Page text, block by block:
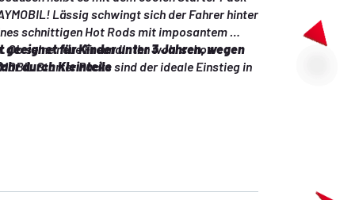
Lässig schwingt sich der Fahrer hinter
schnittigen Hot Rods mit imposantem
Ob seine neue Freundin ihn wohl schon
Starter Packs sind der ideale Einstieg in
anderen Themenwelten kombiniert werden. Im
sind zwei PLAYMOBIL-Figuren, ein Auto
ist Platz für eine Figur. Der zweiteilige
abgenommen werden.
geeignet für Kinder unter 3 Jahren, wegen
durch Kleinteile